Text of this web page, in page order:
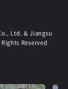
Ltd. & Jiangsu
Reserved